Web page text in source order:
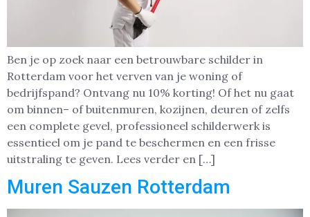
Ben je op zoek naar een betrouwbare schilder in
Rotterdam voor het verven van je woning of
bedrijfspand? Ontvang nu 10% korting! Of het nu gaat
om binnen– of buitenmuren, kozijnen, deuren of zelfs
een complete gevel, professioneel schilderwerk is
essentieel om je pand te beschermen en een frisse
uitstraling te geven. Lees verder en […]
Muren Sauzen Rotterdam